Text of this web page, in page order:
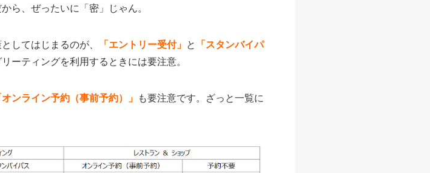
ら、ぜったいに「密」じゃん。
してはじまるのが、 「エントリー受付」 と 「スタンバイパ
ーティングを利用するときには要注意。
オンライン予約（事前予約）」 も要注意です。ざっと一覧に